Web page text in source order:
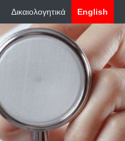
Δικαιολογητικά English